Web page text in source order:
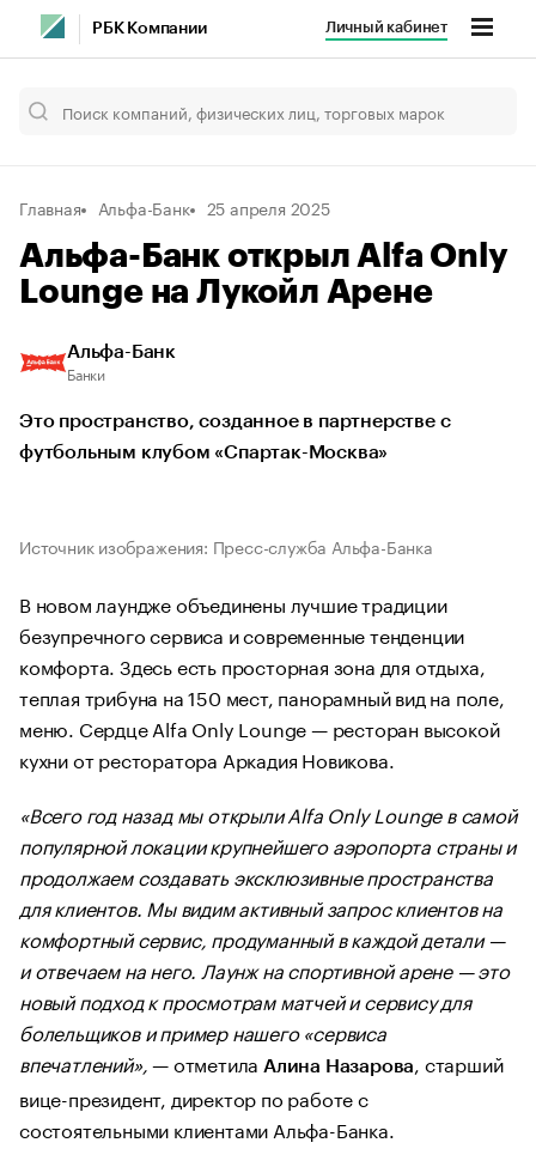
РБК Компании Личный кабинет
Главная Альфа-Банк 25 апреля 2025
Альфа-Банк открыл Alfa Only
Lounge на Лукойл Арене
Альфа-Банк
Банки
Это пространство, созданное в партнерстве с
футбольным клубом «Спартак-Москва»
Источник изображения: Пресс-служба Альфа-Банка
В новом лаундже объединены лучшие традиции
безупречного сервиса и современные тенденции
комфорта. Здесь есть просторная зона для отдыха,
теплая трибуна на 150 мест, панорамный вид на поле,
меню. Сердце Alfa Only Lounge — ресторан высокой
кухни от ресторатора Аркадия Новикова.
«Всего год назад мы открыли Alfa Only Lounge в самой
популярной локации крупнейшего аэропорта страны и
продолжаем создавать эксклюзивные пространства
для клиентов. Мы видим активный запрос клиентов на
комфортный сервис, продуманный в каждой детали —
и отвечаем на него. Лаунж на спортивной арене — это
новый подход к просмотрам матчей и сервису для
болельщиков и пример нашего «сервиса
впечатлений»,— отметила Алина Назарова, старший
вице-президент, директор по работе с
состоятельными клиентами Альфа-Банка.